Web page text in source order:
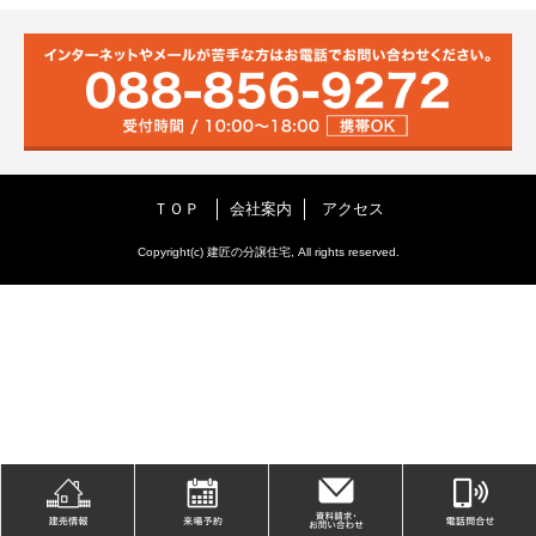
ＴＯＰ 会社案内 アクセス
Copyright(c) 建匠の分譲住宅, All rights reserved.